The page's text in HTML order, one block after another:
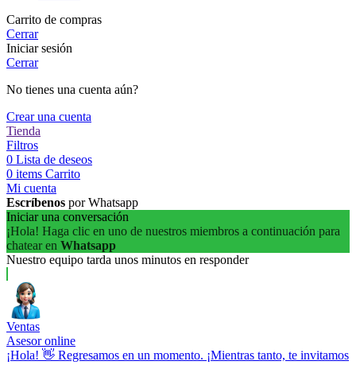
Carrito de compras
Cerrar
Iniciar sesión
Cerrar
No tienes una cuenta aún?
Crear una cuenta
Tienda
Filtros
0 Lista de deseos
0 items Carrito
Mi cuenta
Escríbenos por Whatsapp
Iniciar una conversación
¡Hola! Haga clic en uno de nuestros miembros a continuación para
chatear en Whatsapp
Nuestro equipo tarda unos minutos en responder
Ventas
Asesor online
¡Hola! 👋 Regresamos en un momento. ¡Mientras tanto, te invitamos